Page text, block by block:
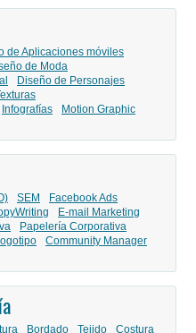
de Aplicaciones móviles
de Moda
Diseño de Personajes
Infografías
Motion Graphic
SEM
Facebook Ads
E-mail Marketing
Papelería Corporativa
Community Manager
Bordado Tejido Costura